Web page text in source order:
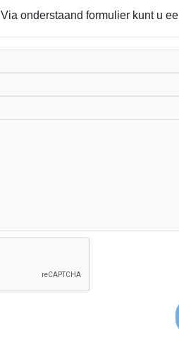
Via onderstaand formulier kunt u